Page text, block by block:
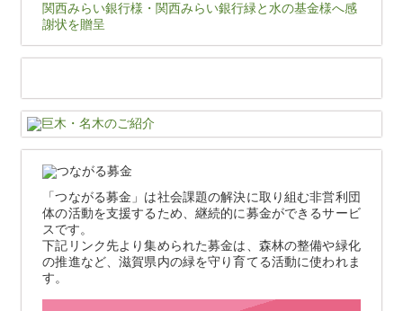
関西みらい銀行様・関西みらい銀行緑と水の基金様へ感
謝状を贈呈
「つながる募金」は社会課題の解決に取り組む非営利団
体の活動を支援するため、継続的に募金ができるサービ
スです。
下記リンク先より集められた募金は、森林の整備や緑化
の推進など、滋賀県内の緑を守り育てる活動に使われま
す。